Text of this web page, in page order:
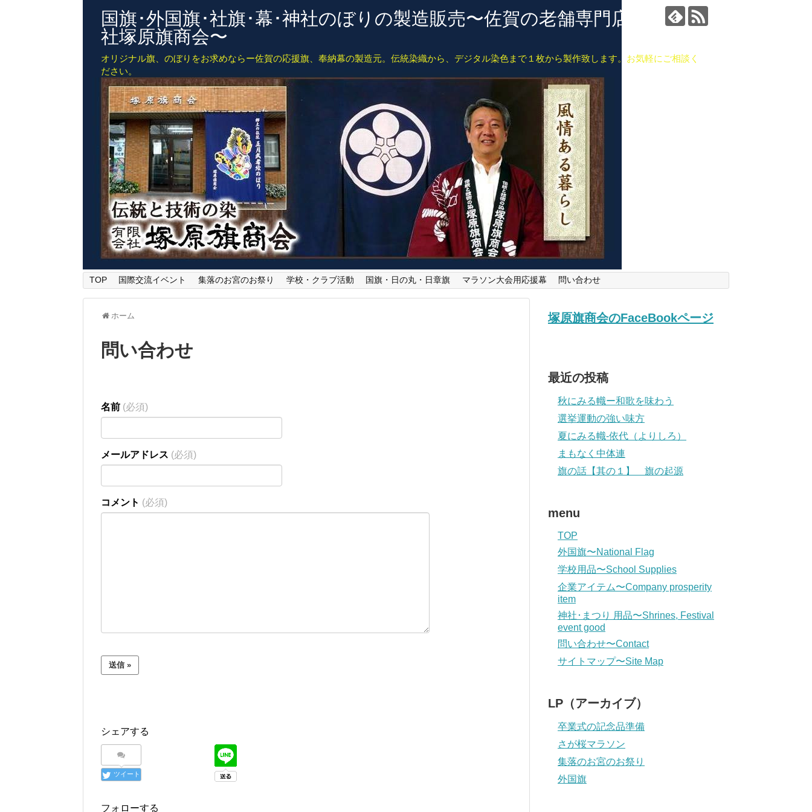
国旗･外国旗･社旗･幕･神社のぼりの製造販売〜佐賀の老舗専門店：有限会
社塚原旗商会〜
オリジナル旗、のぼりをお求めならー佐賀の応援旗、奉納幕の製造元。伝統染織から、デジタル染色まで１枚から製作致します。お気軽にご相談く
ださい。
TOP 国際交流イベント 集落のお宮のお祭り 学校・クラブ活動 国旗・日の丸・日章旗 マラソン大会用応援幕 問い合わせ
ホーム
問い合わせ
名前 (必須)
メールアドレス (必須)
コメント (必須)
シェアする
ツイート
フォローする
塚原旗商会のFaceBookページ
最近の投稿
秋にみる幟ー和歌を味わう
選挙運動の強い味方
夏にみる幟-依代（よりしろ）
まもなく中体連
旗の話【其の１】 旗の起源
menu
TOP
外国旗〜National Flag
学校用品〜School Supplies
企業アイテム〜Company prosperity
item
神社･まつり 用品〜Shrines, Festival
event good
問い合わせ〜Contact
サイトマップ〜Site Map
LP（アーカイブ）
卒業式の記念品準備
さが桜マラソン
集落のお宮のお祭り
外国旗